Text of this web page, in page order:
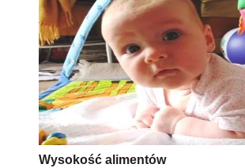
Wysokość alimentów